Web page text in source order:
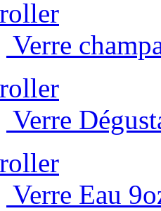
Verre
Verre
Verre Eau